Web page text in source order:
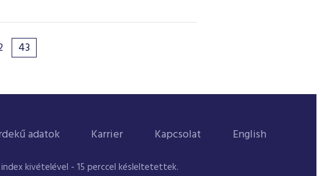
43
adatok Karrier Kapcsolat English
kivételével - 15 perccel késleltetettek.